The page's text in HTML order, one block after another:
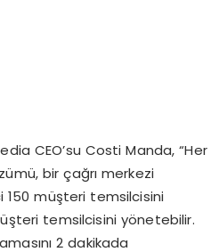
CEO’su Costi Manda, “Her
bir çağrı merkezi
150 müşteri temsilcisini
temsilcisini yönetebilir.
2 dakikada